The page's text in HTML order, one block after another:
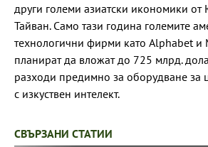
други големи азиатски икономики
Тайван. Само тази година големите
технологични фирми като Alphabet и
планират да вложат до 725 млрд.
разходи предимно за оборудване за
с изкуствен интелект.
СВЪРЗАНИ СТАТИИ